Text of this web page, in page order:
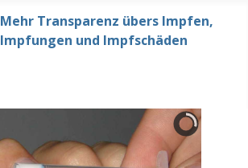
Mehr Transparenz übers Impfen,
Impfungen und Impfschäden